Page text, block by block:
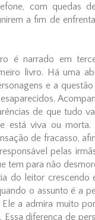
com quedas
a fim de
é narrado em
livro. Há uma
e a
de que tudo
está viva ou
de fracasso,
pelas
tem para não
do leitor
o assunto é a
a admira muito
Essa diferença de